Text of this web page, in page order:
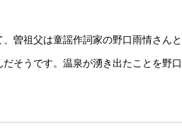
曽祖父は童謡作詞家の野口雨情さん
そうです。温泉が湧き出たことを野